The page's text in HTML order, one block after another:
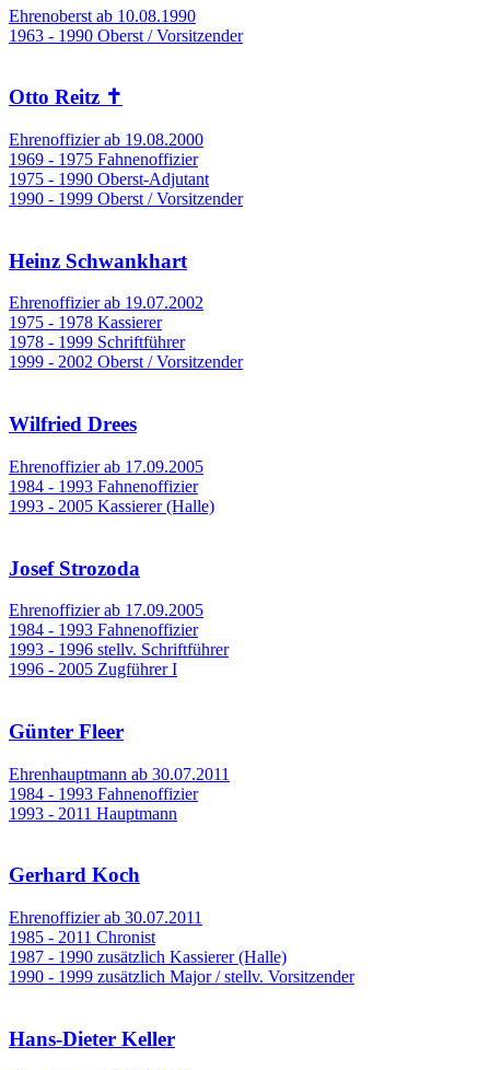
Ehrenoberst ab 10.08.1990
1963 - 1990 Oberst / Vorsitzender
Otto Reitz ✝
Ehrenoffizier ab 19.08.2000
1969 - 1975 Fahnenoffizier
1975 - 1990 Oberst-Adjutant
1990 - 1999 Oberst / Vorsitzender
Heinz Schwankhart
Ehrenoffizier ab 19.07.2002
1975 - 1978 Kassierer
1978 - 1999 Schriftführer
1999 - 2002 Oberst / Vorsitzender
Wilfried Drees
Ehrenoffizier ab 17.09.2005
1984 - 1993 Fahnenoffizier
1993 - 2005 Kassierer (Halle)
Josef Strozoda
Ehrenoffizier ab 17.09.2005
1984 - 1993 Fahnenoffizier
1993 - 1996 stellv. Schriftführer
1996 - 2005 Zugführer I
Günter Fleer
Ehrenhauptmann ab 30.07.2011
1984 - 1993 Fahnenoffizier
1993 - 2011 Hauptmann
Gerhard Koch
Ehrenoffizier ab 30.07.2011
1985 - 2011 Chronist
1987 - 1990 zusätzlich Kassierer (Halle)
1990 - 1999 zusätzlich Major / stellv. Vorsitzender
Hans-Dieter Keller